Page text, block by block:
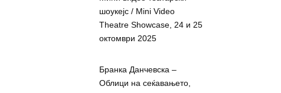
шоукејс / Mini Video
Theatre Showcase, 24 и 25
октомври 2025
Бранка Данчевска –
Облици на сеќавањето,